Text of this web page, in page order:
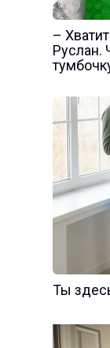
–
Руслан.
Ты